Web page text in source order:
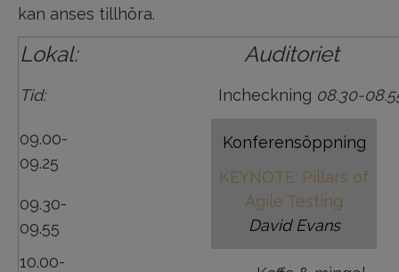
kan anses tillhöra.
Lokal: Auditoriet
Tid: Incheckning 08.30-
09.00-
09.25
Konferensöppning
KEYNOTE: Pillars of
Agile Testing
David Evans
09.30-
09.55
10.00-